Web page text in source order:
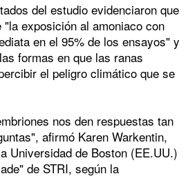
del estudio evidenciaron que
exposición al amoniaco con
en el 95% de los ensayos" y
formas en que las ranas
el peligro climático que se
nos den respuestas tan
afirmó Karen Warkentin,
Universidad de Boston (EE.UU.)
de STRI, según la